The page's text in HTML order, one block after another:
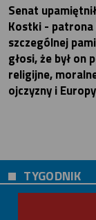
Senat
Kostki - patrona
szczególnej
głosi, że był on
religijne,
ojczyzny i
TYGODNIK